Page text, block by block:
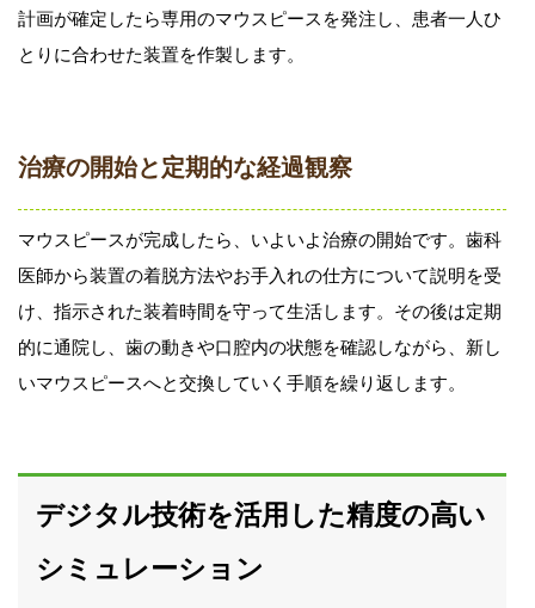
計画が確定したら専用のマウスピースを発注し、患者一人ひ
とりに合わせた装置を作製します。
治療の開始と定期的な経過観察
マウスピースが完成したら、いよいよ治療の開始です。歯科
医師から装置の着脱方法やお手入れの仕方について説明を受
け、指示された装着時間を守って生活します。その後は定期
的に通院し、歯の動きや口腔内の状態を確認しながら、新し
いマウスピースへと交換していく手順を繰り返します。
デジタル技術を活用した精度の高い
シミュレーション